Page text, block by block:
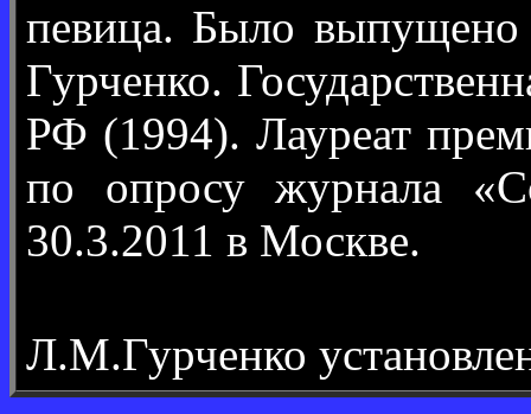
певица. Было выпущено
Гурченко.
РФ (1994). Лауреат
по опросу журнала
30.3.2011 в Москве.
Л.М.Гурченко